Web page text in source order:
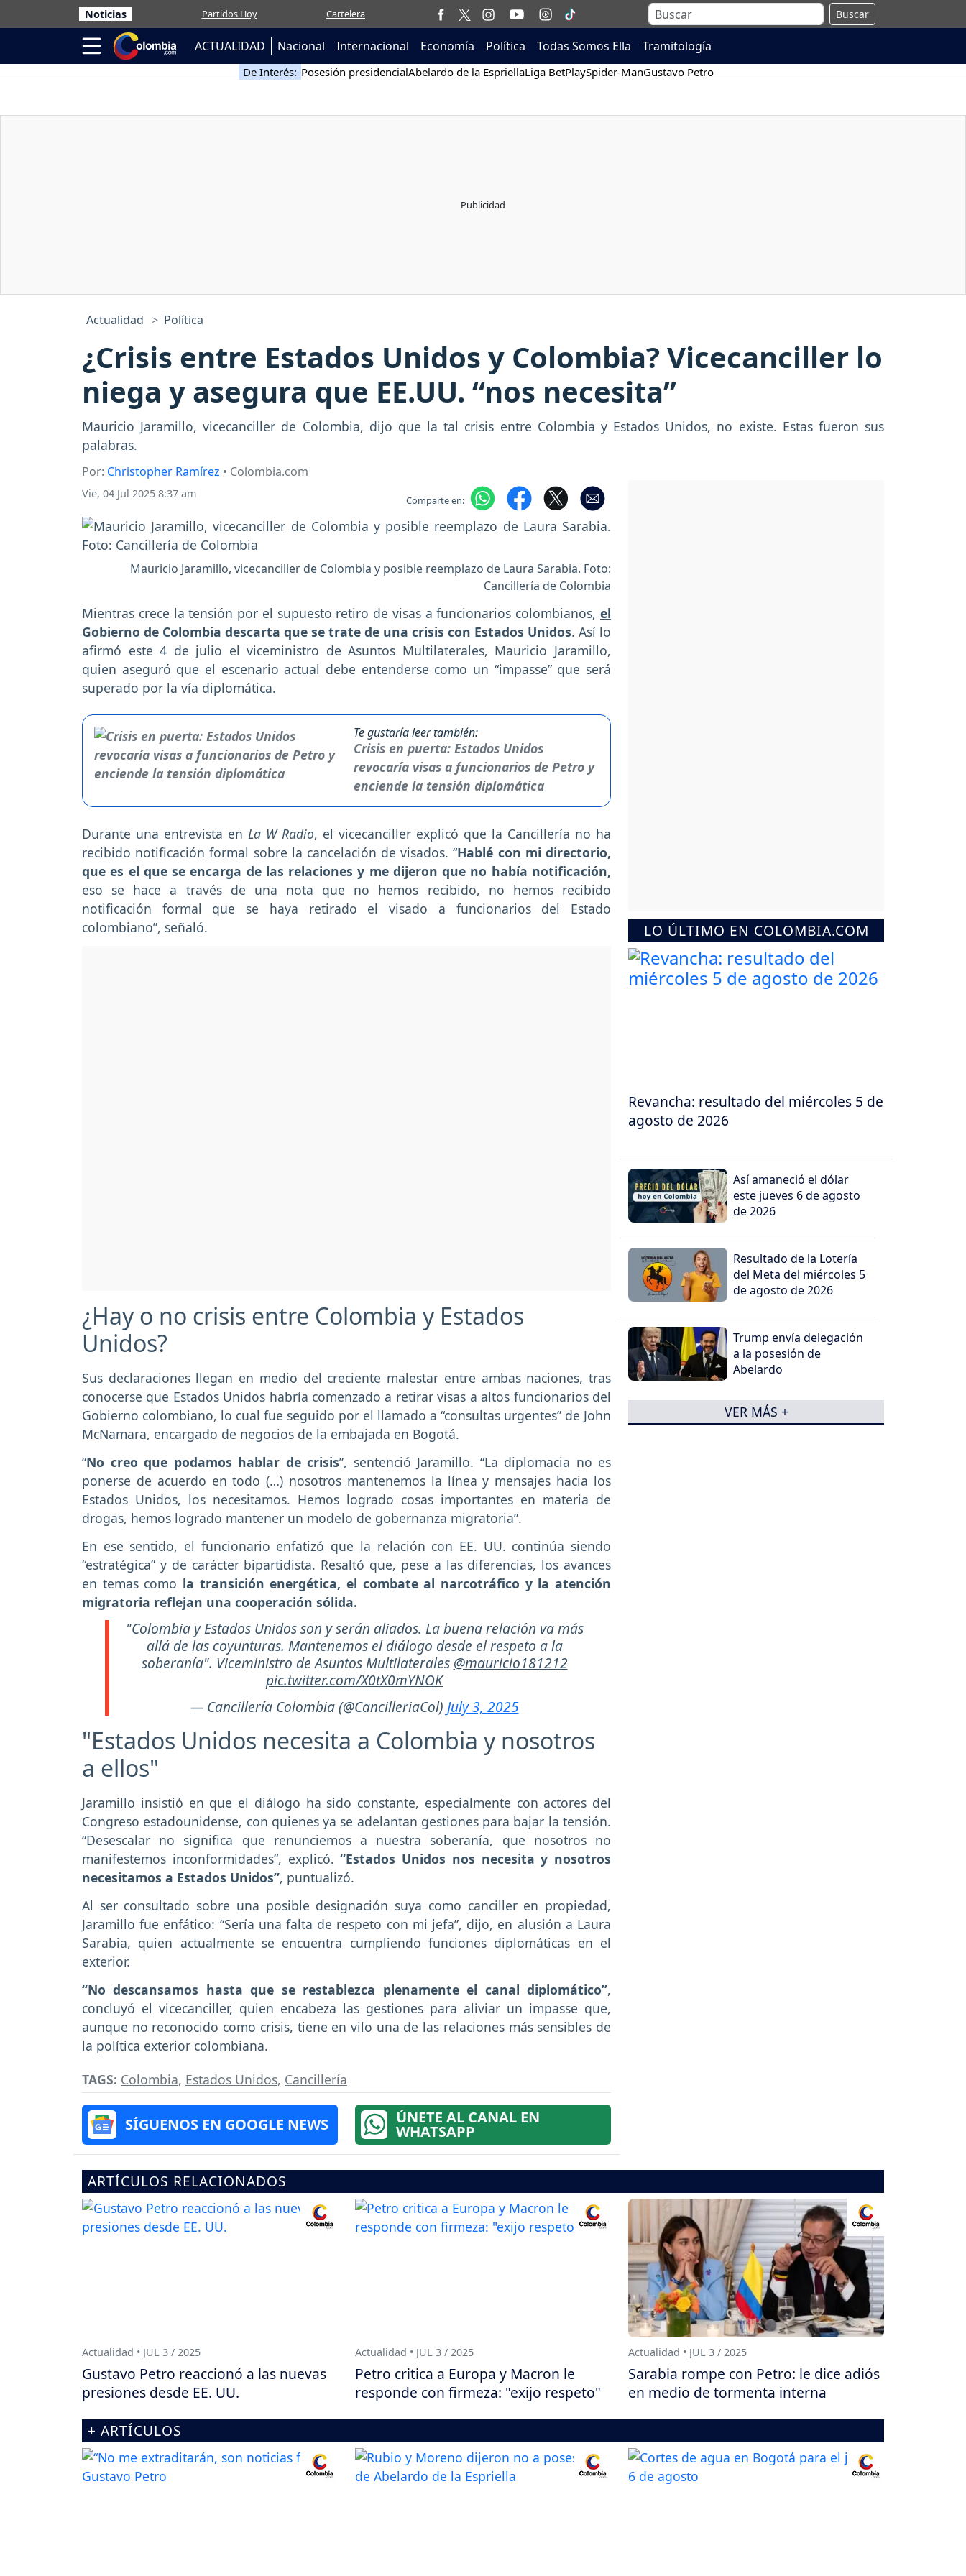
Noticias Partidos Hoy Cartelera Buscar
ACTUALIDAD Nacional Internacional Economía Política Todas Somos Ella Tramitología
De Interés: Posesión presidencialAbelardo de la EspriellaLiga BetPlaySpider-ManGustavo Petro
Actualidad Política
¿Crisis entre Estados Unidos y Colombia? Vicecanciller lo
niega y asegura que EE.UU. “nos necesita”
Mauricio Jaramillo, vicecanciller de Colombia, dijo que la tal crisis entre Colombia y Estados Unidos, no existe. Estas fueron sus
palabras.
Por: Christopher Ramírez • Colombia.com
Vie, 04 Jul 2025 8:37 am Comparte en:
Mauricio Jaramillo, vicecanciller de Colombia y posible reemplazo de Laura Sarabia. Foto:
Cancillería de Colombia
Mientras crece la tensión por el supuesto retiro de visas a funcionarios colombianos, el
Gobierno de Colombia descarta que se trate de una crisis con Estados Unidos. Así lo
afirmó este 4 de julio el viceministro de Asuntos Multilaterales, Mauricio Jaramillo,
quien aseguró que el escenario actual debe entenderse como un “impasse” que será
superado por la vía diplomática.
Te gustaría leer también:
Crisis en puerta: Estados Unidos
revocaría visas a funcionarios de Petro y
enciende la tensión diplomática
Durante una entrevista en La W Radio, el vicecanciller explicó que la Cancillería no ha
recibido notificación formal sobre la cancelación de visados. “Hablé con mi directorio,
que es el que se encarga de las relaciones y me dijeron que no había notificación,
eso se hace a través de una nota que no hemos recibido, no hemos recibido
notificación formal que se haya retirado el visado a funcionarios del Estado
colombiano”, señaló.
¿Hay o no crisis entre Colombia y Estados
Unidos?
Sus declaraciones llegan en medio del creciente malestar entre ambas naciones, tras
conocerse que Estados Unidos habría comenzado a retirar visas a altos funcionarios del
Gobierno colombiano, lo cual fue seguido por el llamado a “consultas urgentes” de John
McNamara, encargado de negocios de la embajada en Bogotá.
“No creo que podamos hablar de crisis”, sentenció Jaramillo. “La diplomacia no es
ponerse de acuerdo en todo (…) nosotros mantenemos la línea y mensajes hacia los
Estados Unidos, los necesitamos. Hemos logrado cosas importantes en materia de
drogas, hemos logrado mantener un modelo de gobernanza migratoria”.
En ese sentido, el funcionario enfatizó que la relación con EE. UU. continúa siendo
“estratégica” y de carácter bipartidista. Resaltó que, pese a las diferencias, los avances
en temas como la transición energética, el combate al narcotráfico y la atención
migratoria reflejan una cooperación sólida.
"Colombia y Estados Unidos son y serán aliados. La buena relación va más
allá de las coyunturas. Mantenemos el diálogo desde el respeto a la
soberanía". Viceministro de Asuntos Multilaterales @mauricio181212
pic.twitter.com/X0tX0mYNOK
— Cancillería Colombia (@CancilleriaCol) July 3, 2025
"Estados Unidos necesita a Colombia y nosotros
a ellos"
Jaramillo insistió en que el diálogo ha sido constante, especialmente con actores del
Congreso estadounidense, con quienes ya se adelantan gestiones para bajar la tensión.
“Desescalar no significa que renunciemos a nuestra soberanía, que nosotros no
manifestemos inconformidades”, explicó.“Estados Unidos nos necesita y nosotros
necesitamos a Estados Unidos”, puntualizó.
Al ser consultado sobre una posible designación suya como canciller en propiedad,
Jaramillo fue enfático: “Sería una falta de respeto con mi jefa”, dijo, en alusión a Laura
Sarabia, quien actualmente se encuentra cumpliendo funciones diplomáticas en el
exterior.
“No descansamos hasta que se restablezca plenamente el canal diplomático”,
concluyó el vicecanciller, quien encabeza las gestiones para aliviar un impasse que,
aunque no reconocido como crisis, tiene en vilo una de las relaciones más sensibles de
la política exterior colombiana.
TAGS: Colombia, Estados Unidos, Cancillería
SÍGUENOS EN GOOGLE NEWS ÚNETE AL CANAL EN
WHATSAPP
LO ÚLTIMO EN COLOMBIA.COM
Revancha: resultado del miércoles 5 de
agosto de 2026
Así amaneció el dólar
este jueves 6 de agosto
de 2026
Resultado de la Lotería
del Meta del miércoles 5
de agosto de 2026
Trump envía delegación
a la posesión de
Abelardo
VER MÁS +
ARTÍCULOS RELACIONADOS
Actualidad • JUL 3 / 2025
Gustavo Petro reaccionó a las nuevas
presiones desde EE. UU.
Actualidad • JUL 3 / 2025
Petro critica a Europa y Macron le
responde con firmeza: "exijo respeto"
Actualidad • JUL 3 / 2025
Sarabia rompe con Petro: le dice adiós
en medio de tormenta interna
+ ARTÍCULOS